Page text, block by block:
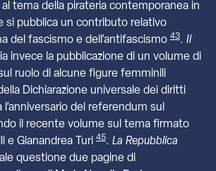
tema della pirateria contemporanea in
si pubblica un contributo relativo
del fascismo e dell’antifascismo 43. Il
invece la pubblicazione di un volume di
ruolo di alcune figure femminili
Dichiarazione universale dei diritti
l’anniversario del referendum sul
il recente volume sul tema firmato
e Gianandrea Turi 45. La Repubblica
questione due pagine di